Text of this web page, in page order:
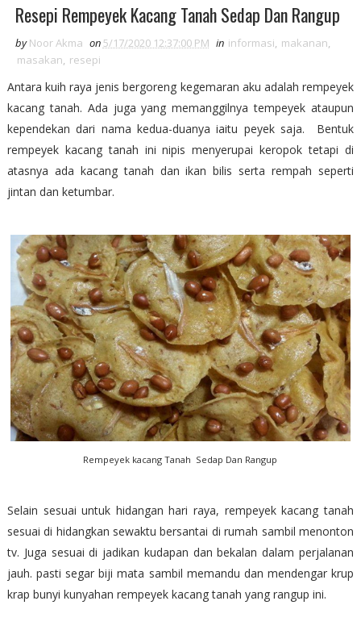
Resepi Rempeyek Kacang Tanah Sedap Dan Rangup
by Noor Akma on 5/17/2020 12:37:00 PM in informasi, makanan,
masakan, resepi
Antara kuih raya jenis bergoreng kegemaran aku adalah rempeyek
kacang tanah. Ada juga yang memanggilnya tempeyek ataupun
kependekan dari nama kedua-duanya iaitu peyek saja. Bentuk
rempeyek kacang tanah ini nipis menyerupai keropok tetapi di
atasnya ada kacang tanah dan ikan bilis serta rempah seperti
jintan dan ketumbar.
Rempeyek kacang Tanah Sedap Dan Rangup
Selain sesuai untuk hidangan hari raya, rempeyek kacang tanah
sesuai di hidangkan sewaktu bersantai di rumah sambil menonton
tv. Juga sesuai di jadikan kudapan dan bekalan dalam perjalanan
jauh. pasti segar biji mata sambil memandu dan mendengar krup
krap bunyi kunyahan rempeyek kacang tanah yang rangup ini.